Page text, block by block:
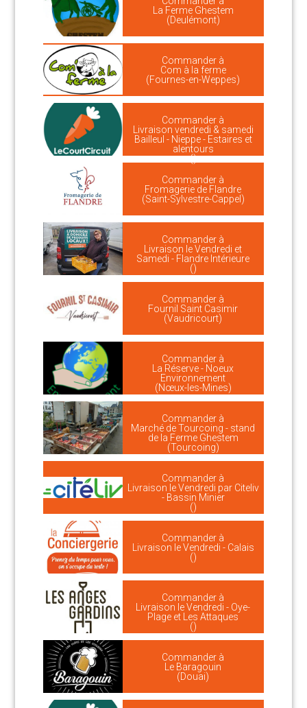
La Ferme Ghestem
(Deulémont)
Commander à
Com à la ferme
(Fournes-en-Weppes)
Commander à
Livraison vendredi & samedi
Bailleul - Nieppe - Estaires et
alentours
()
Commander à
Fromagerie de Flandre
(Saint-Sylvestre-Cappel)
Commander à
Livraison le Vendredi et
Samedi - Flandre Intérieure
()
Commander à
Fournil Saint Casimir
(Vaudricourt)
Commander à
La Réserve - Noeux
Environnement
(Nœux-les-Mines)
Commander à
Marché de Tourcoing - stand
de la Ferme Ghestem
(Tourcoing)
Commander à
Livraison le Vendredi par Citeliv
- Bassin Minier
()
Commander à
Livraison le Vendredi - Calais
()
Commander à
Livraison le Vendredi - Oye-
Plage et Les Attaques
()
Commander à
Le Baragouin
(Douai)